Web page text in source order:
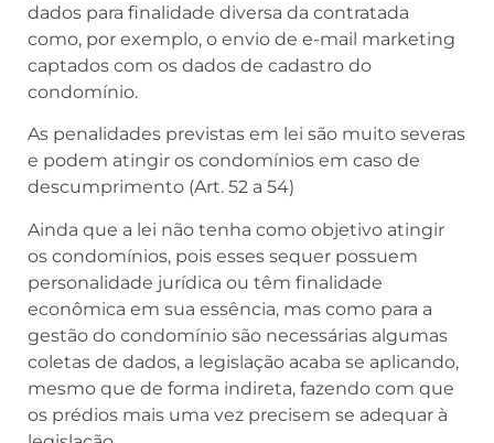
dados para finalidade diversa da contratada
como, por exemplo, o envio de e-mail marketing
captados com os dados de cadastro do
condomínio.
As penalidades previstas em lei são muito severas
e podem atingir os condomínios em caso de
descumprimento (Art. 52 a 54)
Ainda que a lei não tenha como objetivo atingir
os condomínios, pois esses sequer possuem
personalidade jurídica ou têm finalidade
econômica em sua essência, mas como para a
gestão do condomínio são necessárias algumas
coletas de dados, a legislação acaba se aplicando,
mesmo que de forma indireta, fazendo com que
os prédios mais uma vez precisem se adequar à